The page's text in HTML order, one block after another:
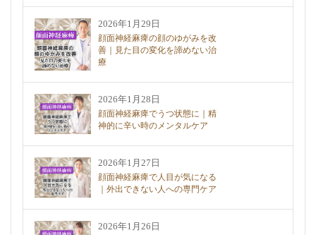
2026年1月29日
顔面神経麻痺の顔のゆがみを改
善｜見た目の変化を諦めない治
療
2026年1月28日
顔面神経麻痺でうつ状態に｜精
神的に辛い時のメンタルケア
2026年1月27日
顔面神経麻痺で人目が気になる
｜外出できない人への専門ケア
2026年1月26日